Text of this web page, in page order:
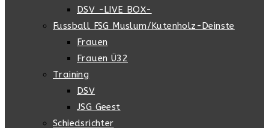
DSV -LIVE BOX-
Fussball FSG Muslum/Kutenholz-Deinste
Frauen
Frauen Ü32
Training
DSV
JSG Geest
Schiedsrichter